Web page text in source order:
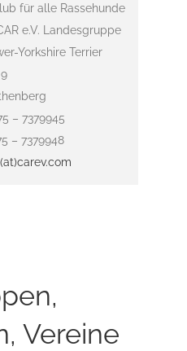
für alle Rassehunde
e.V. Landesgruppe
Yorkshire Terrier
7379945
– 7379948
Vereine